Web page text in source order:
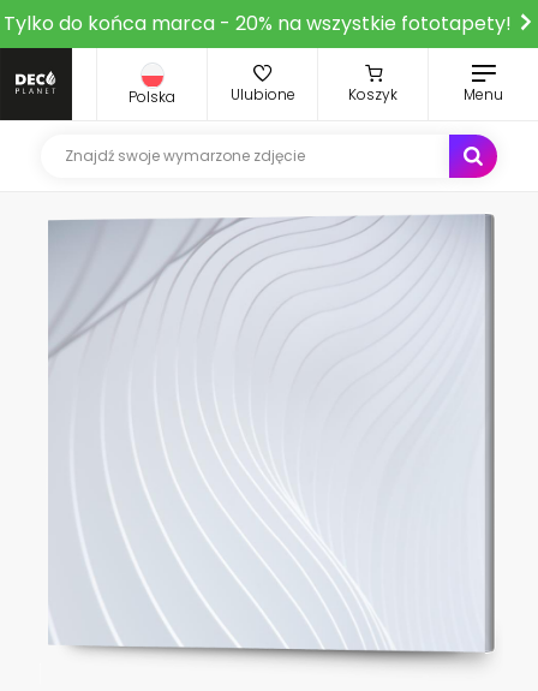
Tylko do końca marca - 20% na wszystkie fototapety!
Polska Ulubione Koszyk Menu